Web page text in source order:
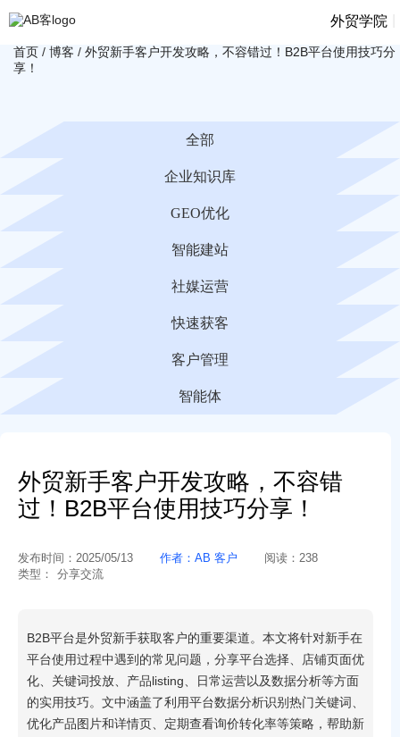
外贸学院
首页 / 博客 / 外贸新手客户开发攻略，不容错过！B2B平台使用技巧分
享！
全部
企业知识库
GEO优化
智能建站
社媒运营
快速获客
客户管理
智能体
外贸新手客户开发攻略，不容错
过！B2B平台使用技巧分享！
发布时间： 2025/05/13 作者： AB 客户 阅读： 238
类型：
分享交流
B2B平台是外贸新手获取客户的重要渠道。本文将针对新手在
平台使用过程中遇到的常见问题，分享平台选择、店铺页面优
化、关键词投放、产品listing、日常运营以及数据分析等方面
的实用技巧。文中涵盖了利用平台数据分析识别热门关键词、
优化产品图片和详情页、定期查看询价转化率等策略，帮助新